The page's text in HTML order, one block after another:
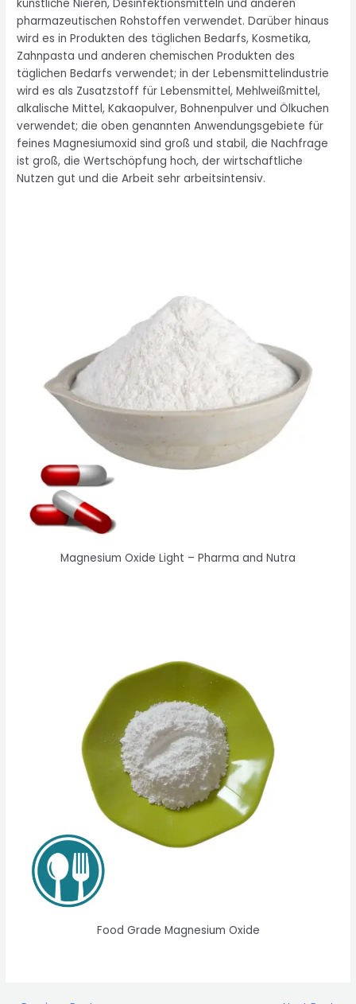
künstliche Nieren, Desinfektionsmitteln und anderen
pharmazeutischen Rohstoffen verwendet. Darüber hinaus
wird es in Produkten des täglichen Bedarfs, Kosmetika,
Zahnpasta und anderen chemischen Produkten des
täglichen Bedarfs verwendet; in der Lebensmittelindustrie
wird es als Zusatzstoff für Lebensmittel, Mehlweißmittel,
alkalische Mittel, Kakaopulver, Bohnenpulver und Ölkuchen
verwendet; die oben genannten Anwendungsgebiete für
feines Magnesiumoxid sind groß und stabil, die Nachfrage
ist groß, die Wertschöpfung hoch, der wirtschaftliche
Nutzen gut und die Arbeit sehr arbeitsintensiv.
Magnesium Oxide Light – Pharma and Nutra
Food Grade Magnesium Oxide